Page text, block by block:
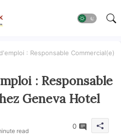
: Responsable Commercial(e)
: Responsable
Geneva Hotel
read
0